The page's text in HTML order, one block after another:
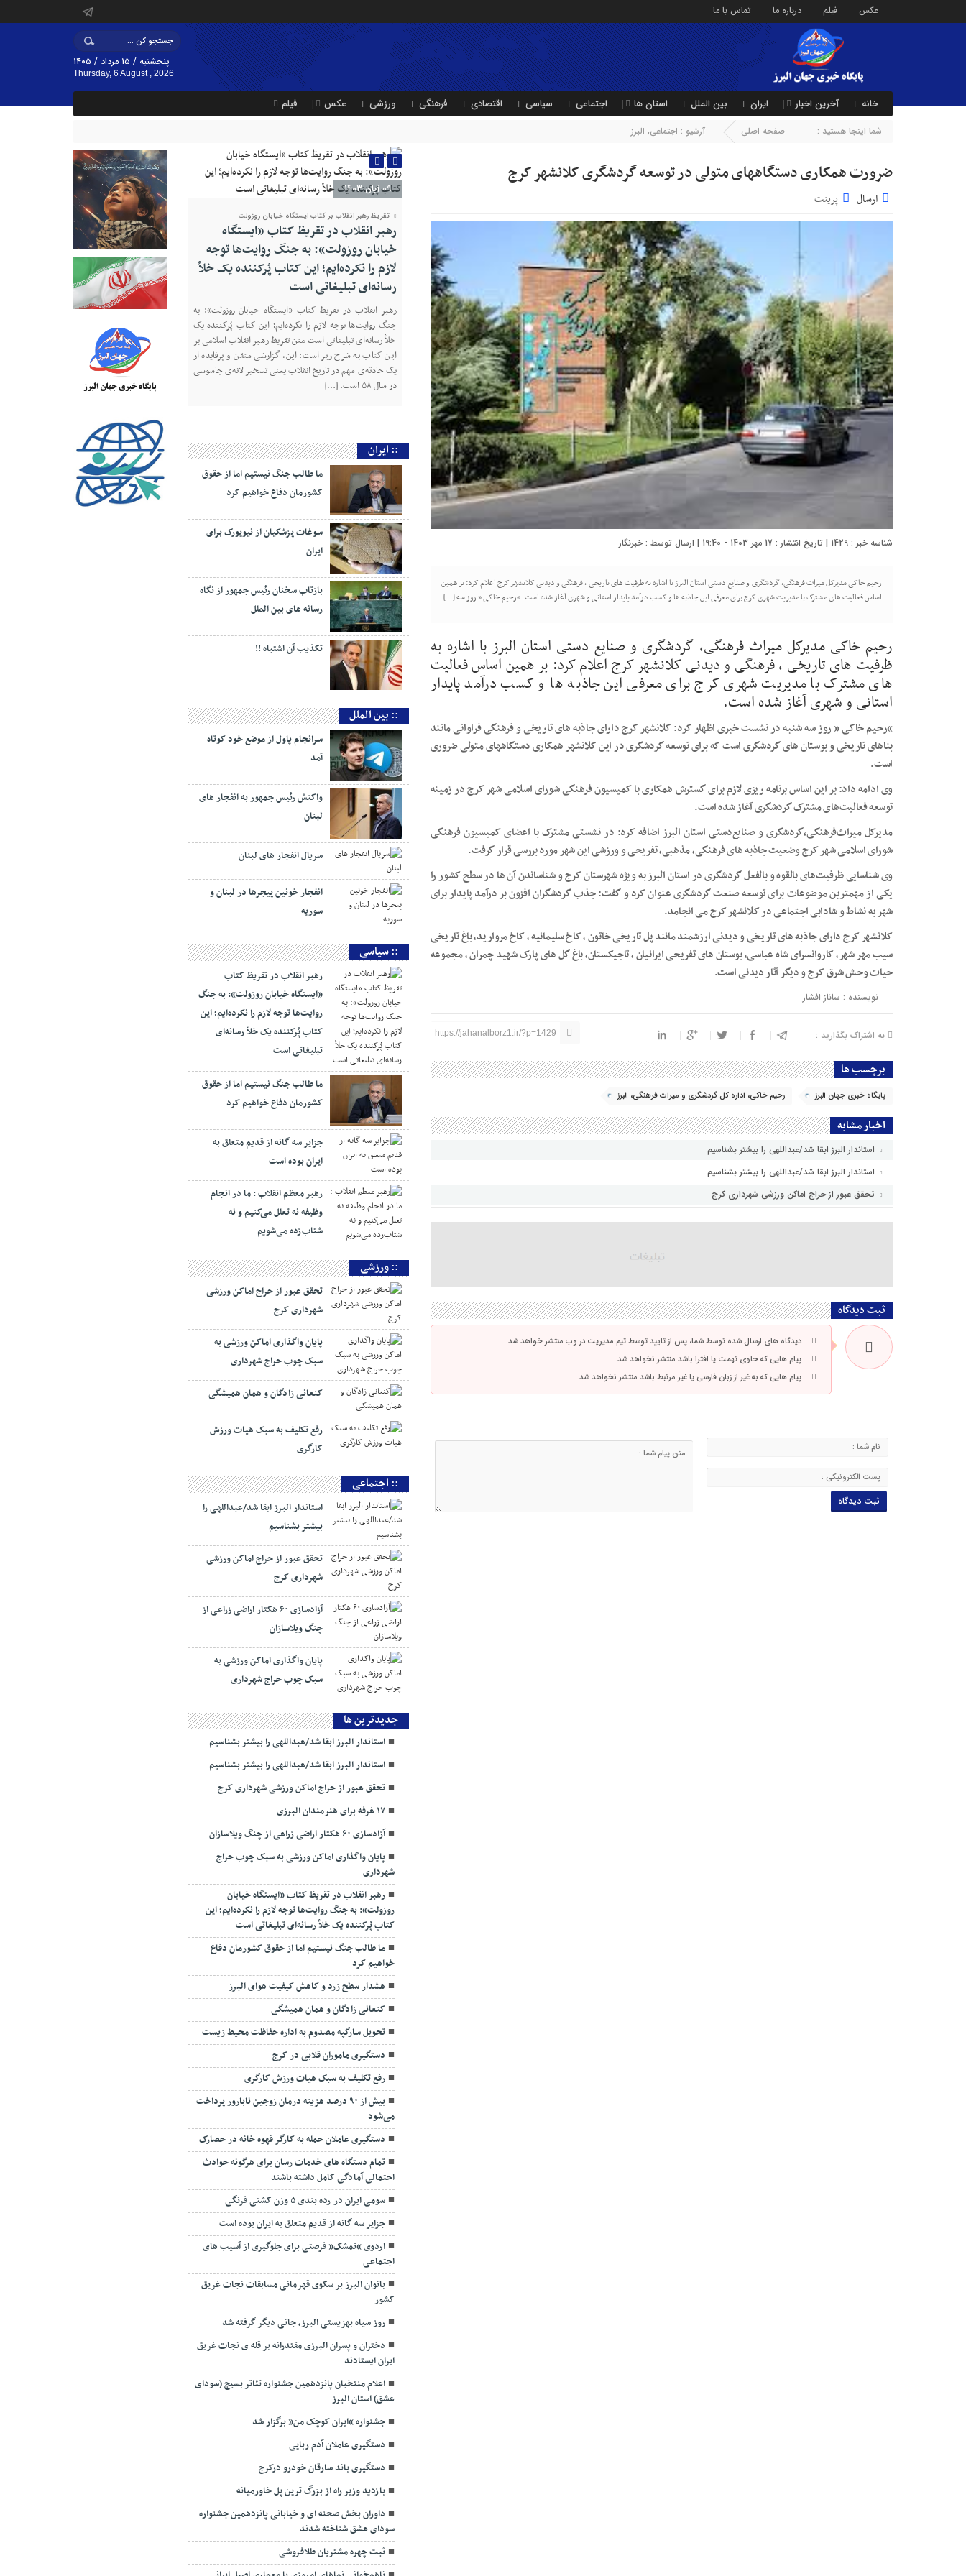
عکس فیلم درباره ما تماس با ما
پنجشنبه / ۱۵ مرداد / ۱۴۰۵
Thursday, 6 August , 2026
خانه آخرین اخبار ایران بین الملل استان ها اجتماعی سیاسی اقتصادی فرهنگی ورزشی عکس فیلم
شما اینجا هستید : صفحه اصلی آرشیو : اجتماعی, البرز
ضرورت همکاری دستگاههای متولی در توسعه گردشگری کلانشهر کرج
ارسال پرینت
شناسه خبر : 1429 | تاریخ انتشار : 17 مهر 1403 - 19:40 | ارسال توسط : خبرنگار
رحیم خاکی مدیرکل میراث فرهنگی، گردشگری و صنایع دستی استان البرز با اشاره به ظرفیت های تاریخی ، فرهنگی و دیدنی کلانشهر کرج اعلام کرد: بر همین
اساس فعالیت های مشترک با مدیریت شهری کرج برای معرفی این جاذبه ها و کسب درآمد پایدار استانی و شهری آغاز شده است. “رحیم خاکی ” روز سه […]
رحیم خاکی مدیرکل میراث فرهنگی، گردشگری و صنایع دستی استان البرز با اشاره به
ظرفیت های تاریخی ، فرهنگی و دیدنی کلانشهر کرج اعلام کرد: بر همین اساس فعالیت
های مشترک با مدیریت شهری کرج برای معرفی این جاذبه ها و کسب درآمد پایدار
استانی و شهری آغاز شده است.
“رحیم خاکی ” روز سه شنبه در نشست خبری اظهار کرد: کلانشهر کرج دارای جاذبه های تاریخی و فرهنگی فراوانی مانند
بناهای تاریخی و بوستان های گردشگری است که برای توسعه گردشگری در این کلانشهر همکاری دستگاههای متولی ضروری
است.
وی ادامه داد: بر این اساس برنامه ریزی لازم برای گسترش همکاری با کمیسیون فرهنگی شورای اسلامی شهر کرج در زمینه
توسعه فعالیت‌های مشترک گردشگری آغاز شده است.
مدیرکل میراث‌فرهنگی،گردشگری و صنایع‌دستی استان البرز اضافه کرد: در نشستی مشترک با اعضای کمیسیون فرهنگی
شورای اسلامی شهر کرج وضعیت جاذبه های فرهنگی‌، مذهبی، تفریحی و ورزشی این شهر مورد بررسی قرار گرفت.
وی شناسایی ظرفیت‌های بالقوه و بالفعل گردشگری در استان البرز به ویژه شهرستان کرج و شناساندن آن ها در سطح کشور را
یکی از مهمترین موضوعات برای توسعه صنعت گردشگری عنوان کرد و گفت: جذب گردشگران افزون بر درآمد پایدار برای
شهر به نشاط و شادابی اجتماعی در کلانشهر کرج می انجامد.
کلانشهر کرج دارای جاذبه های تاریخی و دیدنی ارزشمند مانند پل تاریخی خاتون ، کاخ سلیمانیه ، کاخ مروارید، باغ تاریخی
سیب مهر شهر، کاروانسرای شاه عباسی، بوستان های تفریحی ایرانیان ، تاجیکستان، باغ گل های پارک شهید چمران ، مجموعه
حیات وحش شرق کرج و دیگر آثار دیدنی است.
نویسنده : ساناز افشار
به اشتراک بگذارید : https://jahanalborz1.ir/?p=1429
برچسب ها
پایگاه خبری جهان البرز رحیم خاکی، اداره کل گردشگری و میراث فرهنگی، البرز
اخبار مشابه
استاندار البرز ابقا شد/عبداللهی را بیشتر بشناسیم
استاندار البرز ابقا شد/عبداللهی را بیشتر بشناسیم
تحقق عبور از حراج اماکن ورزشی شهرداری کرج
ثبت دیدگاه
دیدگاه های ارسال شده توسط شما، پس از تایید توسط تیم مدیریت در وب منتشر خواهد شد.
پیام هایی که حاوی تهمت یا افترا باشد منتشر نخواهد شد.
پیام هایی که به غیر از زبان فارسی یا غیر مرتبط باشد منتشر نخواهد شد.
09 آبان 1403
تقریظ رهبر انقلاب بر کتاب ایستگاه خیابان روزولت
رهبر انقلاب در تقریظ کتاب «ایستگاه
خیابان روزولت»: به جنگ روایت‌ها توجه
لازم را نکرده‌ایم؛ این کتاب پُرکننده‌ یک خلأ
رسانه‌ای تبلیغاتی است
رهبر انقلاب در تقریظ کتاب «ایستگاه خیابان روزولت»: به
جنگ روایت‌ها توجه لازم را نکرده‌ایم؛ این کتاب پُرکننده‌ یک
خلأ رسانه‌ای تبلیغاتی است متن تقریظ رهبر انقلاب اسلامی بر
این کتاب به شرح زیر است: این، گزارشی متقن و پرفایده از
یک حادثه‌ی مهم در تاریخ انقلاب یعنی تسخیر لانه‌ی جاسوسی
در سال ۵۸ است. […]
:: ایران
ما طالب جنگ نیستیم اما از حقوق
کشورمان دفاع خواهیم کرد
سوغات پزشکیان از نیویورک برای
ایران
بازتاب سخنان رئیس جمهور از نگاه
رسانه های بین الملل
تکذیب آن اشتباه !!
:: بین الملل
سرانجام پاول از موضع خود کوتاه
آمد
واکنش رئیس جمهور به انفجار های
لبنان
سریال انفجار های لبنان
انفجار خونین پیجرها در لبنان و
سوریه
:: سیاسی
رهبر انقلاب در تقریظ کتاب
«ایستگاه خیابان روزولت»: به جنگ
روایت‌ها توجه لازم را نکرده‌ایم؛ این
کتاب پُرکننده‌ یک خلأ رسانه‌ای
تبلیغاتی است
ما طالب جنگ نیستیم اما از حقوق
کشورمان دفاع خواهیم کرد
جزایر سه گانه از قدیم متعلق به
ایران بوده است
رهبر معظم انقلاب : ما در انجام
وظیفه نه تعلل می‌کنیم و نه
شتاب‌زده می‌شویم
:: ورزشی
تحقق عبور از حراج اماکن ورزشی
شهرداری کرج
پایان واگذاری اماکن ورزشی به
سبک چوب حراج شهرداری
کنعانی زادگان و همان همیشگی
رفع تکلیف به سبک هیات ورزش
کارگری
:: اجتماعی
استاندار البرز ابقا شد/عبداللهی را
بیشتر بشناسیم
تحقق عبور از حراج اماکن ورزشی
شهرداری کرج
آزادسازی ۶۰ هکتار اراضی زراعی از
چنگ ویلاسازان
پایان واگذاری اماکن ورزشی به
سبک چوب حراج شهرداری
جديدترين ها
استاندار البرز ابقا شد/عبداللهی را بیشتر بشناسیم
استاندار البرز ابقا شد/عبداللهی را بیشتر بشناسیم
تحقق عبور از حراج اماکن ورزشی شهرداری کرج
۱۷ غرفه برای هنرمندان البرزی
آزادسازی ۶۰ هکتار اراضی زراعی از چنگ ویلاسازان
پایان واگذاری اماکن ورزشی به سبک چوب حراج
شهرداری
رهبر انقلاب در تقریظ کتاب «ایستگاه خیابان
روزولت»: به جنگ روایت‌ها توجه لازم را نکرده‌ایم؛ این
کتاب پُرکننده‌ یک خلأ رسانه‌ای تبلیغاتی است
ما طالب جنگ نیستیم اما از حقوق کشورمان دفاع
خواهیم کرد
هشدار سطح زرد و کاهش کیفیت هوای البرز
کنعانی زادگان و همان همیشگی
تحویل سارگپه مصدوم به اداره حفاظت محیط زیست
دستگیری ماموران قلابی در کرج
رفع تکلیف به سبک هیات ورزش کارگری
بیش از ۹۰ درصد هزینه درمان زوجین نابارور پرداخت
می‌شود
دستگیری عاملان حمله به کارگر قهوه خانه در حصارک
تمام دستگاه های خدمات رسان برای هرگونه حوادث
احتمالی آمادگی کامل داشته باشند
سومی ایران در رده بندی ۵ وزن کشتی فرنگی
جزایر سه گانه از قدیم متعلق به ایران بوده است
اردوی “تمشک” فرصتی برای جلوگیری از آسیب های
اجتماعی
بانوان البرز بر سکوی قهرمانی مسابقات نجات غریق
کشور
روز سیاه بهزیستی البرز، جانی دیگر گرفته شد
دختران و پسران البرزی مقتدرانه بر قله ی نجات غریق
ایران ایستادند
اعلام منتخبان پانزدهمین جشنواره تئاتر بسیج (سودای
عشق) استان البرز
جشنواره “ایران کوچک من” برگزار شد
دستگیری عاملان آدم ربایی
دستگیری باند سارقان خودرو درکرج
بازدید وزیر راه از بزرگ ترین پل خاورمیانه
داوران بخش صحنه ای و خیابانی پانزدهمین جشنواره
سودای عشق شناخته شدند
ثبت چهره مشتریان طلافروشی